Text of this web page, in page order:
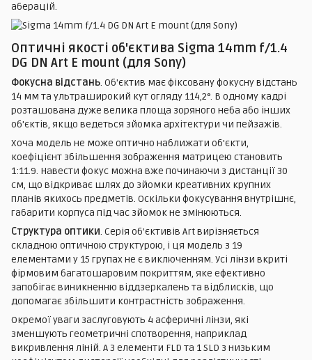
аберацій.
Оптичні якості об'єктива Sigma 14mm f/1.4
DG DN Art E mount (для Sony)
Фокусна відстань. Об'єктив має фіксовану фокусну відстань
14 мм та ультраширокий кут огляду 114,2°. В одному кадрі
розташована дуже велика площа зоряного неба або інших
об'єктів, якщо ведеться зйомка архітектури чи пейзажів.
Хоча модель не може оптично наближати об'єкти,
коефіцієнт збільшення зображення матрицею становить
1:11.9. Навести фокус можна вже починаючи з дистанції 30
см, що відкриває шлях до зйомки креативних крупних
планів якихось предметів. Оскільки фокусування внутрішнє,
габарити корпуса під час зйомок не змінюються.
Структура оптики. Серія об'єктивів Art вирізняється
складною оптичною структурою, і ця модель з 19
елементами у 15 групах не є виключенням. Усі лінзи вкриті
фірмовим багатошаровим покриттям, яке ефективно
запобігає виникненню віддзеркалень та відблисків, що
допомагає збільшити контрастність зображення.
Окремої уваги заслуговують 4 асферичні лінзи, які
зменшують геометричні спотворення, наприклад
викривлення ліній. А 3 елементи FLD та 1 SLD з низьким